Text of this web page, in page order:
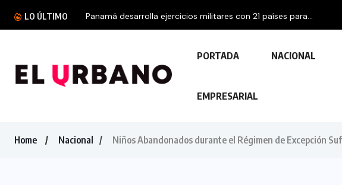
LO ÚLTIMO Panamá desarrolla ejercicios militares con 21 países para...
PORTADA NACIONAL
EMPRESARIAL
Home Nacional Niños Abandonados durante el Régimen de Excepción